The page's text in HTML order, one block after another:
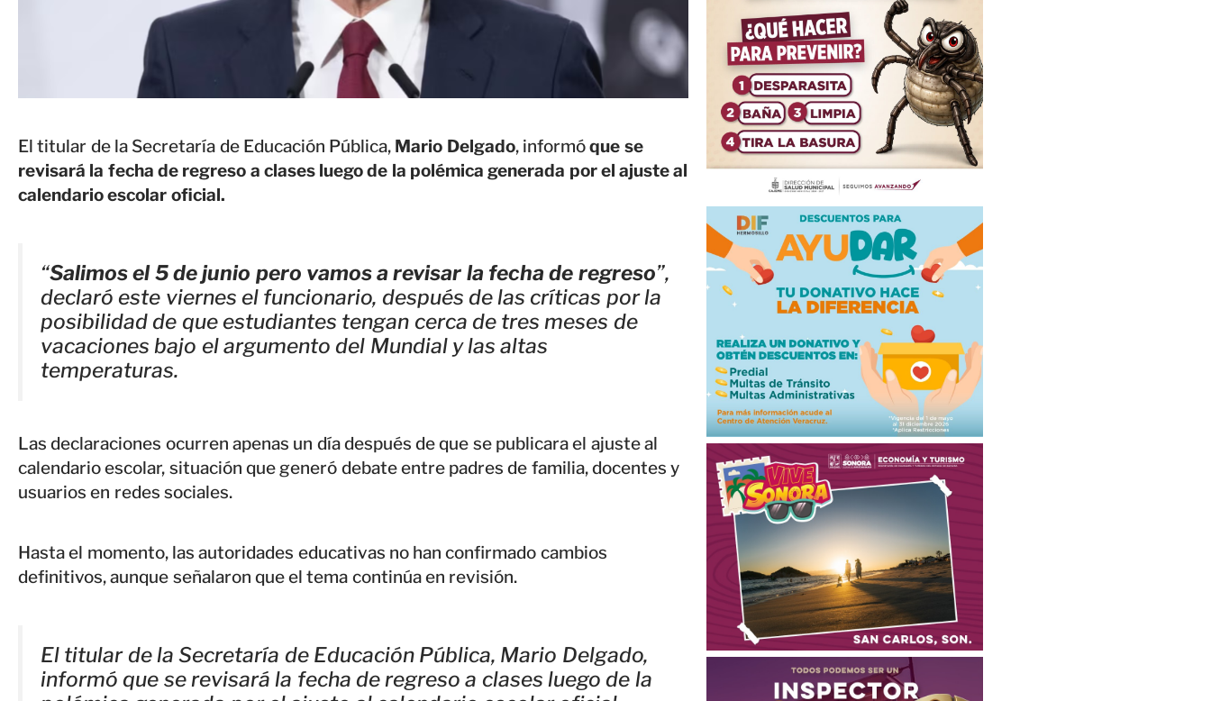
El titular de la Secretaría de Educación Pública, Mario Delgado, informóque se
revisará la fecha de regreso a clases luego de la polémica generada por el ajuste al
calendario escolar oficial.
“Salimos el 5 de junio pero vamos a revisar la fecha de regreso”,
declaró este viernes el funcionario, después de las críticas por la
posibilidad de que estudiantes tengan cerca de tres meses de
vacaciones bajo el argumento del Mundial y las altas
temperaturas.
Las declaraciones ocurren apenas un día después de que se publicara el ajuste al
calendario escolar, situación que generó debate entre padres de familia, docentes y
usuarios en redes sociales.
Hasta el momento, las autoridades educativas no han confirmado cambios
definitivos, aunque señalaron que el tema continúa en revisión.
El titular de la Secretaría de Educación Pública, Mario Delgado,
informó que se revisará la fecha de regreso a clases luego de la